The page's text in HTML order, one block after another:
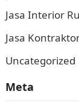
Jasa Interior
Jasa
Uncategorized
Meta